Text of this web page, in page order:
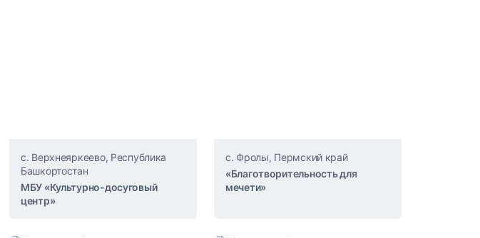
с. Верхнеяркеево, Республика
Башкортостан
МБУ «Культурно-досуговый
центр»
с. Фролы, Пермский край
«Благотворительность для
мечети»